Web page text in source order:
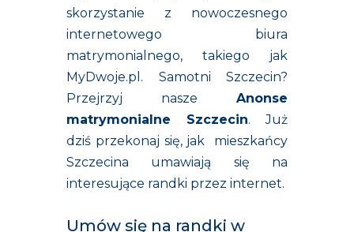
skorzystanie z nowoczesnego
internetowego biura
matrymonialnego, takiego jak
MyDwoje.pl. Samotni Szczecin?
Przejrzyj nasze Anonse
matrymonialne Szczecin. Już
dziś przekonaj się, jak
mieszkańcy
Szczecina umawiają się na
interesujące randki przez internet.
Umów się na randki w